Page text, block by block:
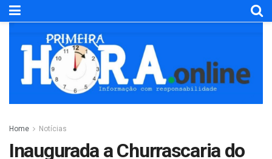
Home Notícias
Inaugurada a Churrascaria do